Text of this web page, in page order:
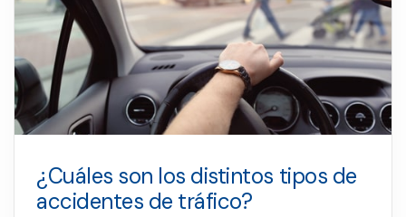
¿Cuáles son los distintos tipos de
accidentes de tráfico?